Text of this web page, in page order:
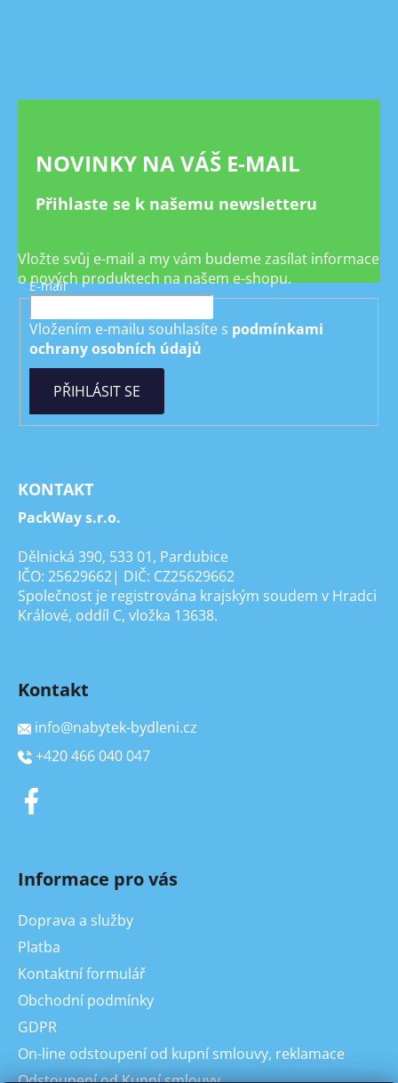
NOVINKY NA VÁŠ E-MAIL
Přihlaste se k našemu newsletteru
Vložte svůj e-mail a my vám budeme zasílat informace
o nových produktech na našem e-shopu.
E-mail
Vložením e-mailu souhlasíte s podmínkami
ochrany osobních údajů
PŘIHLÁSIT SE
KONTAKT
PackWay s.r.o.
Dělnická 390, 533 01, Pardubice
IČO: 25629662| DIČ: CZ25629662
Společnost je registrována krajským soudem v Hradci
Králové, oddíl C, vložka 13638.
Kontakt
info@nabytek-bydleni.cz
+420 466 040 047
Informace pro vás
Doprava a služby
Platba
Kontaktní formulář
Obchodní podmínky
GDPR
On-line odstoupení od kupní smlouvy, reklamace